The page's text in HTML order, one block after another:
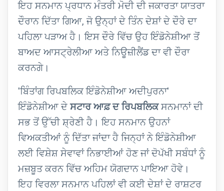
ਇਹ ਸਨਮਾਨ ਪ੍ਰਧਾਨ ਮੰਤਰੀ ਮੋਦੀ ਦੀ ਜਕਾਰਤਾ ਯਾਤਰਾ
ਦੌਰਾਨ ਦਿੱਤਾ ਗਿਆ, ਜੋ ਉਨ੍ਹਾਂ ਦੇ ਤਿੰਨ ਦੇਸ਼ਾਂ ਦੇ ਦੌਰੇ ਦਾ
ਪਹਿਲਾ ਪੜਾਅ ਹੈ। ਇਸ ਦੌਰੇ ਵਿੱਚ ਉਹ ਇੰਡੋਨੇਸ਼ੀਆ ਤੋਂ
ਬਾਅਦ ਆਸਟ੍ਰੇਲੀਆ ਅਤੇ ਨਿਊਜ਼ੀਲੈਂਡ ਦਾ ਵੀ ਦੌਰਾ
ਕਰਨਗੇ।
'ਬਿੰਤਾਂਗ ਰਿਪਬਲਿਕ ਇੰਡੋਨੇਸ਼ੀਆ ਅਦੀਪੁਰਨਾ'
ਇੰਡੋਨੇਸ਼ੀਆ ਦੇਸਟਾਰ ਆਫ਼ ਦ ਰਿਪਬਲਿਕਸਨਮਾਨਾਂ ਦੀ
ਸਭ ਤੋਂ ਉੱਚੀ ਸ਼੍ਰੇਣੀ ਹੈ। ਇਹ ਸਨਮਾਨ ਉਹਨਾਂ
ਵਿਅਕਤੀਆਂ ਨੂੰ ਦਿੱਤਾ ਜਾਂਦਾ ਹੈ ਜਿਨ੍ਹਾਂ ਨੇ ਇੰਡੋਨੇਸ਼ੀਆ
ਲਈ ਵਿਸ਼ੇਸ਼ ਸੇਵਾਵਾਂ ਨਿਭਾਈਆਂ ਹੋਣ ਜਾਂ ਦੋਪੱਖੀ ਸਬੰਧਾਂ ਨੂੰ
ਮਜ਼ਬੂਤ ਕਰਨ ਵਿੱਚ ਅਹਿਮ ਯੋਗਦਾਨ ਪਾਇਆ ਹੋਵੇ।
ਇਹ ਵਿਰਲਾ ਸਨਮਾਨ ਪਹਿਲਾਂ ਵੀ ਕਈ ਦੇਸ਼ਾਂ ਦੇ ਰਾਸ਼ਟਰ